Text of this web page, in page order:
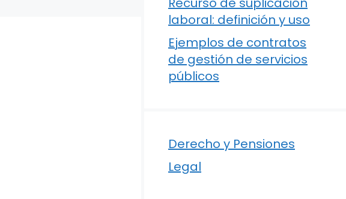
laboral: definición y uso
Ejemplos de contratos
de gestión de servicios
públicos
Derecho y Pensiones
Legal